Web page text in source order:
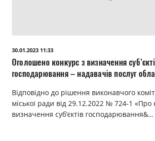
Прозорість влади
Документи
30.01.2023 11:33
Оголошено конкурс з визначення
господарювання – надавачів послуг
Відповідно до рішення виконавчого
міської ради від 29.12.2022 № 724-1 «Про
визначення суб’єктів господарювання&…